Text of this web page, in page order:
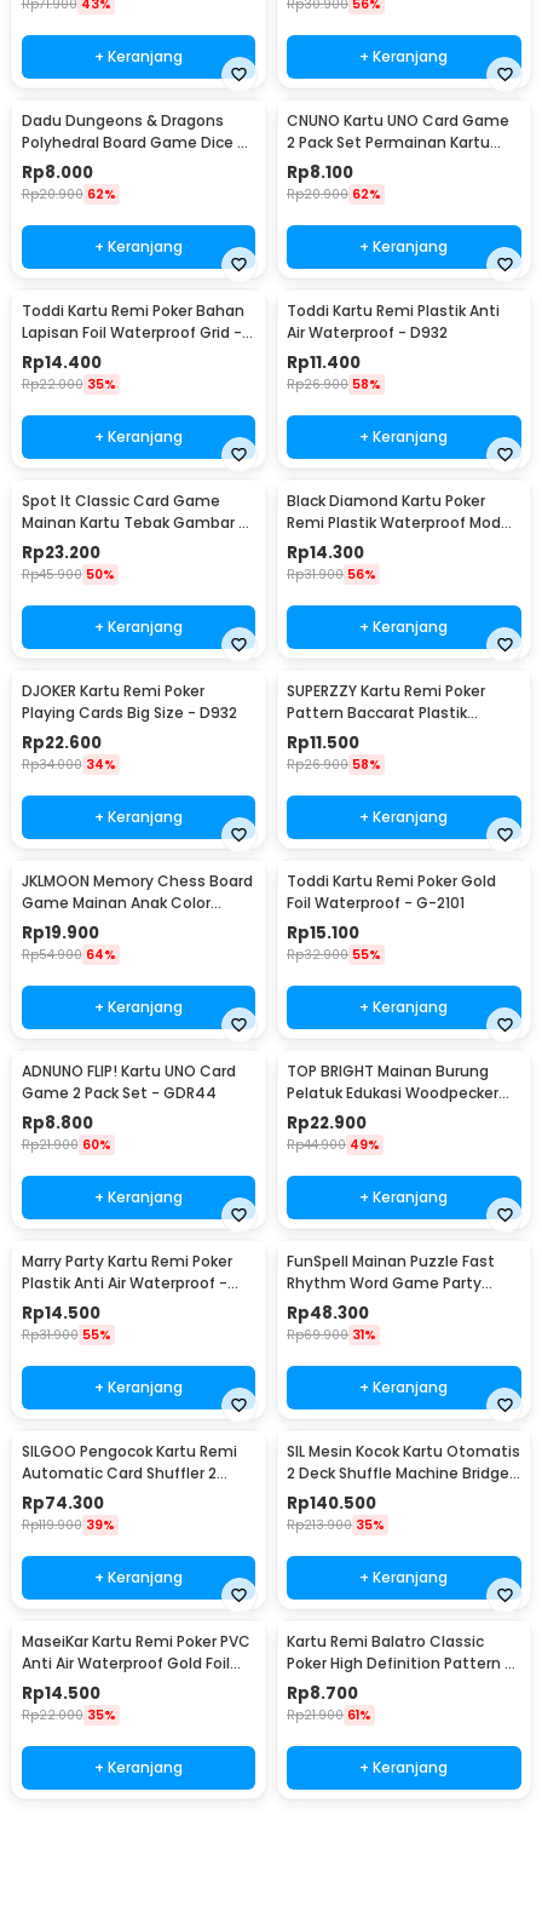
Rp71.900 43%
+ Keranjang
Rp30.900 56%
+ Keranjang
Dadu Dungeons & Dragons
Polyhedral Board Game Dice 7
PCS
Rp8.000
Rp20.900 62%
+ Keranjang
CNUNO Kartu UNO Card Game
2 Pack Set Permainan Kartu
Seru - 839-19-3
Rp8.100
Rp20.900 62%
+ Keranjang
Toddi Kartu Remi Poker Bahan
Lapisan Foil Waterproof Grid -
TH73A
Rp14.400
Rp22.000 35%
+ Keranjang
Toddi Kartu Remi Plastik Anti
Air Waterproof - D932
Rp11.400
Rp26.900 58%
+ Keranjang
Spot It Classic Card Game
Mainan Kartu Tebak Gambar -
L7715
Rp23.200
Rp45.900 50%
+ Keranjang
Black Diamond Kartu Poker
Remi Plastik Waterproof Model
1 - K8356
Rp14.300
Rp31.900 56%
+ Keranjang
DJOKER Kartu Remi Poker
Playing Cards Big Size - D932
Rp22.600
Rp34.000 34%
+ Keranjang
SUPERZZY Kartu Remi Poker
Pattern Baccarat Plastik
Waterproof - SEZ54
Rp11.500
Rp26.900 58%
+ Keranjang
JKLMOON Memory Chess Board
Game Mainan Anak Color
Match - MMM-813
Rp19.900
Rp54.900 64%
+ Keranjang
Toddi Kartu Remi Poker Gold
Foil Waterproof - G-2101
Rp15.100
Rp32.900 55%
+ Keranjang
ADNUNO FLIP! Kartu UNO Card
Game 2 Pack Set - GDR44
Rp8.800
Rp21.900 60%
+ Keranjang
TOP BRIGHT Mainan Burung
Pelatuk Edukasi Woodpecker
Feeding Game - LS-27
Rp22.900
Rp44.900 49%
+ Keranjang
Marry Party Kartu Remi Poker
Plastik Anti Air Waterproof -
MP788
Rp14.500
Rp31.900 55%
+ Keranjang
FunSpell Mainan Puzzle Fast
Rhythm Word Game Party
Board Toy - BMP2
Rp48.300
Rp69.900 31%
+ Keranjang
SILGOO Pengocok Kartu Remi
Automatic Card Shuffler 2
Deck Games Kabel USB - SG19
Rp74.300
Rp119.900 39%
+ Keranjang
SIL Mesin Kocok Kartu Otomatis
2 Deck Shuffle Machine Bridge
UNO Games Sensor Induksi - S-
44
Rp140.500
Rp213.900 35%
+ Keranjang
MaseiKar Kartu Remi Poker PVC
Anti Air Waterproof Gold Foil
Dollar - D935
Rp14.500
Rp22.000 35%
+ Keranjang
Kartu Remi Balatro Classic
Poker High Definition Pattern -
BS1067
Rp8.700
Rp21.900 61%
+ Keranjang